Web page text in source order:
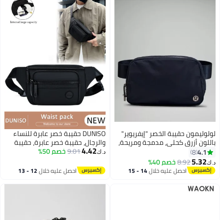
لولوليمون حقيبة الخصر "إيفريوير"
باللون أزرق كحلي، مدمجة ومريحة،
مزودة بأماكن تخزين بسحابات، جيب
خارجي سهل الوصول، وجيب داخلي
لتخزين الأساسيات للتنقل
4.1
8
د.ك‏5.32
8.92خصم 40%
احصل عليه خلال 14 - 15
DUNISO حقيبة خصر عابرة للنساء
والرجال، حقيبة خصر عابرة، حقيبة
خصر رفيعة للجري، حقيبة خصر
للسفر والمشي والجري والتسلق
وركوب الدراجات
د.ك‏4.42
9.01خصم 50%
احصل عليه خلال 12 - 13